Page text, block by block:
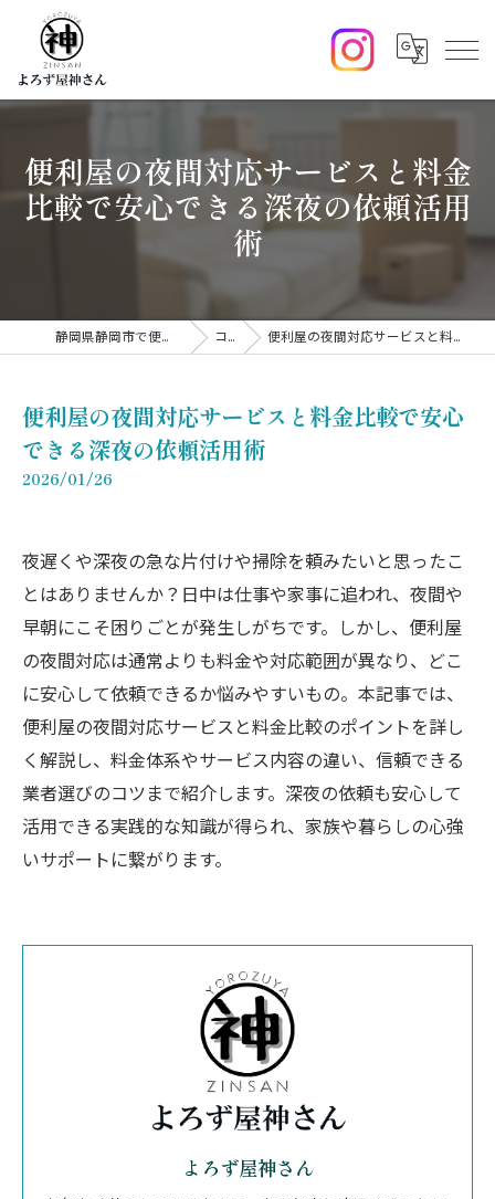
便利屋の夜間対応サービスと料金
比較で安心できる深夜の依頼活用
術
静岡県静岡市で便利屋ならよろず屋神さん コラム 便利屋の夜間対応サービスと料金比較で安心できる深夜の依頼活用術
便利屋の夜間対応サービスと料金比較で安心
できる深夜の依頼活用術
2026/01/26
夜遅くや深夜の急な片付けや掃除を頼みたいと思ったこ
とはありませんか？日中は仕事や家事に追われ、夜間や
早朝にこそ困りごとが発生しがちです。しかし、便利屋
の夜間対応は通常よりも料金や対応範囲が異なり、どこ
に安心して依頼できるか悩みやすいもの。本記事では、
便利屋の夜間対応サービスと料金比較のポイントを詳し
く解説し、料金体系やサービス内容の違い、信頼できる
業者選びのコツまで紹介します。深夜の依頼も安心して
活用できる実践的な知識が得られ、家族や暮らしの心強
いサポートに繋がります。
よろず屋神さん